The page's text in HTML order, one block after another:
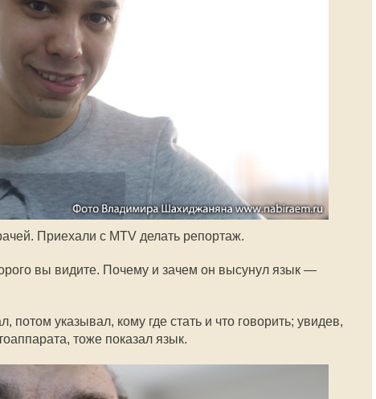
Приехали с МTV делать репортаж.
вы видите. Почему и зачем он высунул язык —
потом указывал, кому где стать и что говорить; увидев,
тоже показал язык.